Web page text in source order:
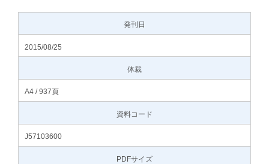
発刊日
2015/08/25
体裁
A4 / 937頁
資料コード
J57103600
PDFサイズ